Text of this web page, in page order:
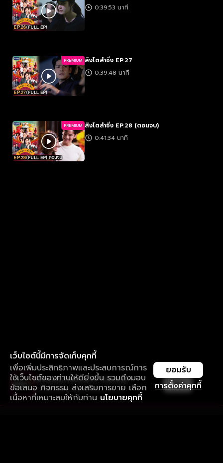
0:39:53 นาที
PREMIUM สิงโตลำซิ่ง EP.27
0:39:48 นาที
PREMIUM สิงโตลำซิ่ง EP.28 (ตอนจบ)
0:41:34 นาที
เว็บไซต์นี้มีการจัดเก็บคุกกี้
เพื่อเพิ่มประสิทธิภาพและประสบการณ์การ
ใช้เว็บไซต์ของท่านให้ดียิ่งขึ้น รวมถึงมอบ
ข้อเสนอ กิจกรรม ส่งเสริมการขาย เลือก
เนื้อหาที่เหมาะสมให้กับท่าน นโยบายคุกกี้
การตั้งค่าคุกกี้
ยอมรับ
ใช้งานแอป ลื่นไหลกว่า ไม่มีสะดุด
ดาวน์โหลดแอปเพื่อการรับชมที่ดีกว่า เปิด